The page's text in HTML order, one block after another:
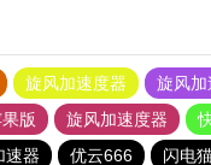
旋风加速度器 旋风加
版
旋风加速度器
速器 优云666 闪电